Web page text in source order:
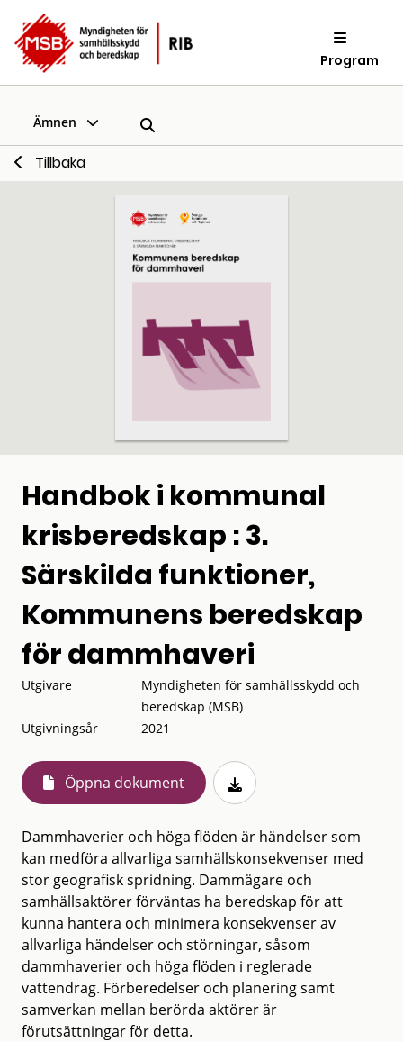
Program
Ämnen
Tillbaka
Handbok i kommunal
krisberedskap : 3.
Särskilda funktioner,
Kommunens beredskap
för dammhaveri
Utgivare
Myndigheten för samhällsskydd och
beredskap (MSB)
Utgivningsår
2021
Öppna dokument
Dammhaverier och höga flöden är händelser som
kan medföra allvarliga samhällskonsekvenser med
stor geografisk spridning. Dammägare och
samhällsaktörer förväntas ha beredskap för att
kunna hantera och minimera konsekvenser av
allvarliga händelser och störningar, såsom
dammhaverier och höga flöden i reglerade
vattendrag. Förberedelser och planering samt
samverkan mellan berörda aktörer är
förutsättningar för detta.